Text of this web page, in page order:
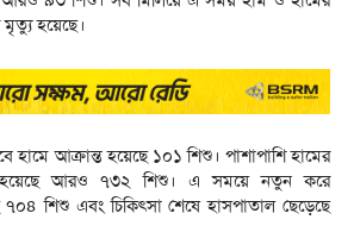
হয়েছে।
হামে আক্রান্ত হয়েছে ১০১ শিশু। পাশাপাশি হামের
হয়েছে আরও ৭৩২ শিশু। এ সময়ে নতুন করে
৭০৪ শিশু এবং চিকিৎসা শেষে হাসপাতাল ছেড়েছে